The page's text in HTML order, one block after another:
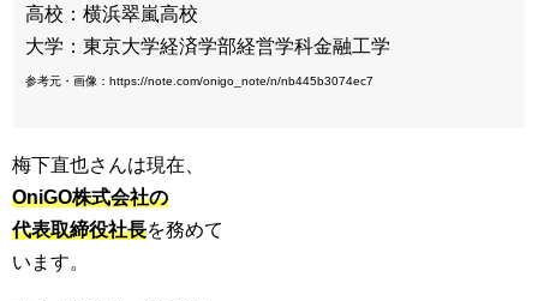
高校：横浜翠嵐高校
大学：東京大学経済学部経営学科金融工学
参考元・画像：https://note.com/onigo_note/n/nb445b3074ec7
梅下直也さんは現在、
OniGO株式会社の
代表取締役社長を務めて
います。